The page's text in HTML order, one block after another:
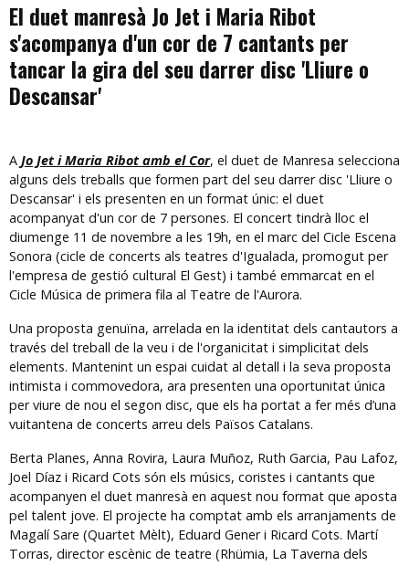
El duet manresà Jo Jet i Maria Ribot
s'acompanya d'un cor de 7 cantants per
tancar la gira del seu darrer disc 'Lliure o
Descansar'
A Jo Jet i Maria Ribot amb el Cor, el duet de Manresa selecciona
alguns dels treballs que formen part del seu darrer disc 'Lliure o
Descansar' i els presenten en un format únic: el duet
acompanyat d'un cor de 7 persones. El concert tindrà lloc el
diumenge 11 de novembre a les 19h, en el marc del Cicle Escena
Sonora (cicle de concerts als teatres d'Igualada, promogut per
l'empresa de gestió cultural El Gest) i també emmarcat en el
Cicle Música de primera fila al Teatre de l'Aurora.
Una proposta genuïna, arrelada en la identitat dels cantautors a
través del treball de la veu i de l'organicitat i simplicitat dels
elements. Mantenint un espai cuidat al detall i la seva proposta
intimista i commovedora, ara presenten una oportunitat única
per viure de nou el segon disc, que els ha portat a fer més d’una
vuitantena de concerts arreu dels Països Catalans.
Berta Planes, Anna Rovira, Laura Muñoz, Ruth Garcia, Pau Lafoz,
Joel Díaz i Ricard Cots són els músics, coristes i cantants que
acompanyen el duet manresà en aquest nou format que aposta
pel talent jove. El projecte ha comptat amb els arranjaments de
Magalí Sare (Quartet Mèlt), Eduard Gener i Ricard Cots. Martí
Torras, director escènic de teatre (Rhümia, La Taverna dels